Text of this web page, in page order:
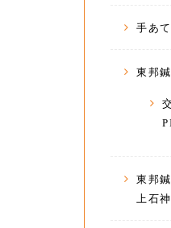
手あ
東邦
東邦
上石